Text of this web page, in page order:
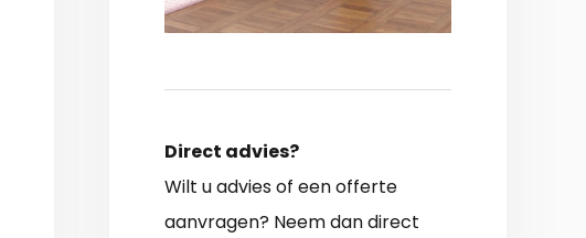
Direct advies?
Wilt u advies of een offerte
aanvragen? Neem dan direct